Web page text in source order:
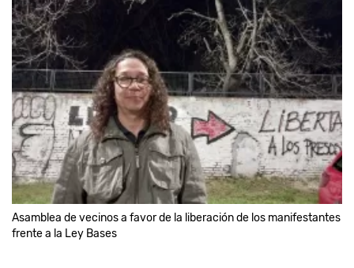
Asamblea de vecinos a favor de la liberación de los manifestantes
frente a la Ley Bases